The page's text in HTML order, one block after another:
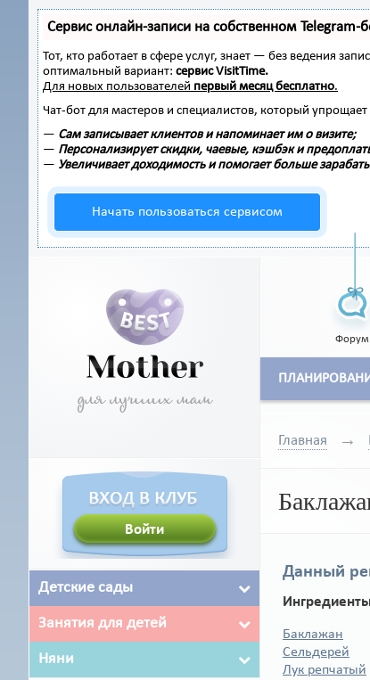
Сервис онлайн-записи на собственном Telegram-
Тот, кто работает в сфере услуг, знает — без ведения
оптимальный вариант: сервис VisitTime.
Для новых пользователей первый месяц бесплатно.
Чат-бот для мастеров и специалистов, который упрощает
— Сам записывает клиентов и напоминает им о визите;
— Персонализирует скидки, чаевые, кэшбэк и
— Увеличивает доходимость и помогает больше
Начать пользоваться сервисом
Детские сады
Занятия для детей
Няни
Форум
Главная
Данный
Баклажан
Сельдерей
Лук репчатый